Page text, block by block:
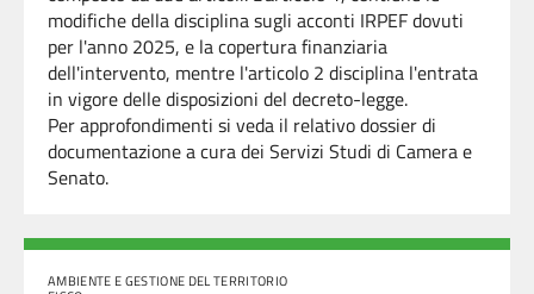
modifiche della disciplina sugli acconti IRPEF dovuti
per l'anno 2025, e la copertura finanziaria
dell'intervento, mentre l'articolo 2 disciplina l'entrata
in vigore delle disposizioni del decreto-legge.
Per approfondimenti si veda il relativo dossier di
documentazione a cura dei Servizi Studi di Camera e
Senato.
AMBIENTE E GESTIONE DEL TERRITORIO